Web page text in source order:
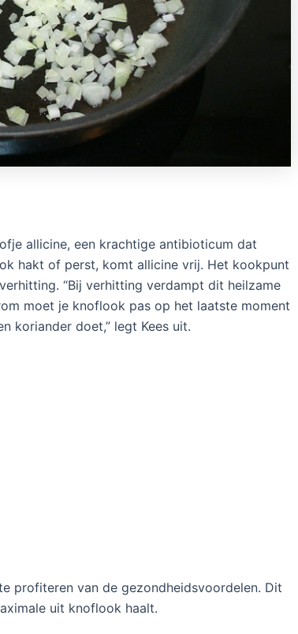
allicine, een krachtige antibioticum dat
hakt of perst, komt allicine vrij. Het kookpunt
“Bij verhitting verdampt dit heilzame
moet je knoflook pas op het laatste moment
koriander doet,” legt Kees uit.
profiteren van de gezondheidsvoordelen. Dit
uit knoflook haalt.